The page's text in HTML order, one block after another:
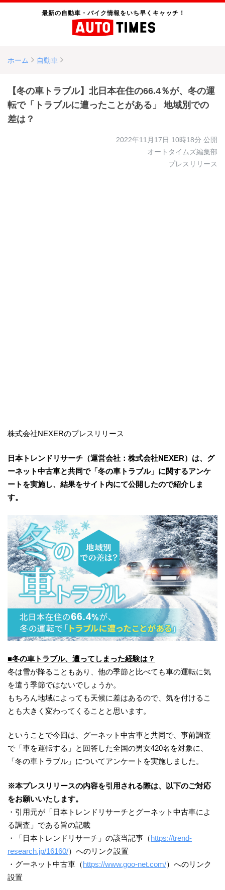
最新の自動車・バイク情報をいち早くキャッチ！
ホーム 自動車
【冬の車トラブル】北日本在住の66.4％が、冬の運
転で「トラブルに遭ったことがある」 地域別での
差は？
2022年11月17日 10時18分 公開
オートタイムズ編集部
プレスリリース
株式会社NEXERのプレスリリース
日本トレンドリサーチ（運営会社：株式会社NEXER）は、グ
ーネット中古車と共同で「冬の車トラブル」に関するアンケ
ートを実施し、結果をサイト内にて公開したので紹介しま
す。
■冬の車トラブル、遭ってしまった経験は？
冬は雪が降ることもあり、他の季節と比べても車の運転に気
を遣う季節ではないでしょうか。
もちろん地域によっても天候に差はあるので、気を付けるこ
とも大きく変わってくることと思います。
ということで今回は、グーネット中古車と共同で、事前調査
で「車を運転する」と回答した全国の男女420名を対象に、
「冬の車トラブル」についてアンケートを実施しました。
※本プレスリリースの内容を引用される際は、以下のご対応
をお願いいたします。
・引用元が「日本トレンドリサーチとグーネット中古車によ
る調査」である旨の記載
・「日本トレンドリサーチ」の該当記事（https://trend-
research.jp/16160/）へのリンク設置
・グーネット中古車（https://www.goo-net.com/）へのリンク
設置